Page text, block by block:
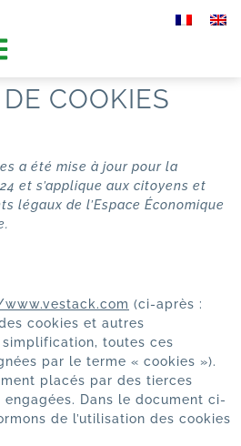
COOKIES
a été mise à jour pour la
et s’applique aux citoyens et
légaux de l’Espace Économique
(ci-après :
cookies et autres
toutes ces
par le terme « cookies »).
placés par des tierces
Dans le document ci-
de l’utilisation des cookies